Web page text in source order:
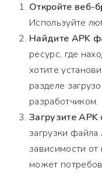
Откройте веб-
Используйте
Найдите APK
ресурс, где
хотите
разделе
разработчиком.
Загрузите
загрузки
зависимости
может